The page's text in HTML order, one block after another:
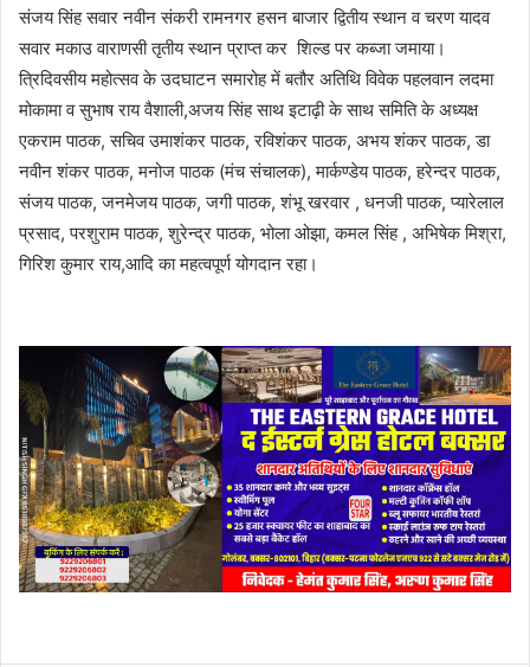
संजय सिंह सवार नवीन संकरी रामनगर हसन बाजार द्वितीय स्थान व चरण यादव
सवार मकाउ वाराणसी तृतीय स्थान प्राप्त कर शिल्ड पर कब्जा जमाया।
त्रिदिवसीय महोत्सव के उदघाटन समारोह में बतौर अतिथि विवेक पहलवान लदमा
मोकामा व सुभाष राय वैशाली,अजय सिंह साथ इटाढ़ी के साथ समिति के अध्यक्ष
एकराम पाठक, सचिव उमाशंकर पाठक, रविशंकर पाठक, अभय शंकर पाठक, डा
नवीन शंकर पाठक, मनोज पाठक (मंच संचालक), मार्कण्डेय पाठक, हरेन्दर पाठक,
संजय पाठक, जनमेजय पाठक, जगी पाठक, शंभू खरवार , धनजी पाठक, प्यारेलाल
प्रसाद, परशुराम पाठक, शुरेन्द्र पाठक, भोला ओझा, कमल सिंह , अभिषेक मिश्रा,
गिरिश कुमार राय,आदि का महत्वपूर्ण योगदान रहा।